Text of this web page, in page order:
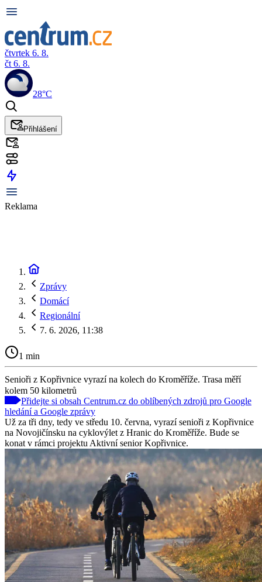
čtvrtek 6. 8.
čt 6. 8.
28°C
Přihlášení
Reklama
Zprávy
Domácí
Regionální
7. 6. 2026, 11:38
1 min
Senioři z Kopřivnice vyrazí na kolech do Kroměříže. Trasa měří
kolem 50 kilometrů
Přidejte si obsah Centrum.cz do oblíbených zdrojů pro Google
hledání a Google zprávy
Už za tři dny, tedy ve středu 10. června, vyrazí senioři z Kopřivnice
na Novojičínsku na cyklovýlet z Hranic do Kroměříže. Bude se
konat v rámci projektu Aktivní senior Kopřivnice.